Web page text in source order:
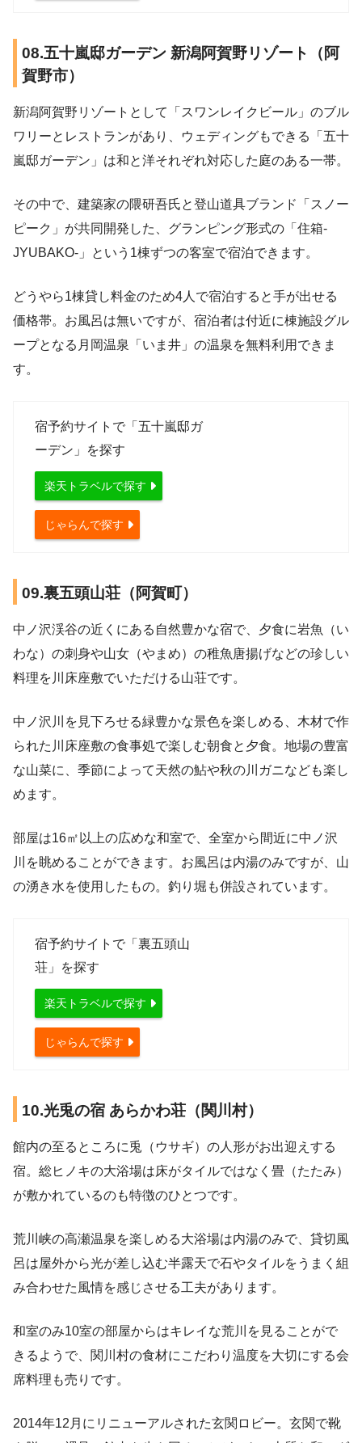
08.五十嵐邸ガーデン 新潟阿賀野リゾート（阿
賀野市）
新潟阿賀野リゾートとして「スワンレイクビール」のブル
ワリーとレストランがあり、ウェディングもできる「五十
嵐邸ガーデン」は和と洋それぞれ対応した庭のある一帯。
その中で、建築家の隈研吾氏と登山道具ブランド「スノー
ピーク」が共同開発した、グランピング形式の「住箱-
JYUBAKO-」という1棟ずつの客室で宿泊できます。
どうやら1棟貸し料金のため4人で宿泊すると手が出せる
価格帯。お風呂は無いですが、宿泊者は付近に棟施設グル
ープとなる月岡温泉「いま井」の温泉を無料利用できま
す。
宿予約サイトで「五十嵐邸ガ
ーデン」を探す
楽天トラベルで探す
じゃらんで探す
09.裏五頭山荘（阿賀町）
中ノ沢渓谷の近くにある自然豊かな宿で、夕食に岩魚（い
わな）の刺身や山女（やまめ）の稚魚唐揚げなどの珍しい
料理を川床座敷でいただける山荘です。
中ノ沢川を見下ろせる緑豊かな景色を楽しめる、木材で作
られた川床座敷の食事処で楽しむ朝食と夕食。地場の豊富
な山菜に、季節によって天然の鮎や秋の川ガニなども楽し
めます。
部屋は16㎡以上の広めな和室で、全室から間近に中ノ沢
川を眺めることができます。お風呂は内湯のみですが、山
の湧き水を使用したもの。釣り堀も併設されています。
宿予約サイトで「裏五頭山
荘」を探す
楽天トラベルで探す
じゃらんで探す
10.光兎の宿 あらかわ荘（関川村）
館内の至るところに兎（ウサギ）の人形がお出迎えする
宿。総ヒノキの大浴場は床がタイルではなく畳（たたみ）
が敷かれているのも特徴のひとつです。
荒川峡の高瀬温泉を楽しめる大浴場は内湯のみで、貸切風
呂は屋外から光が差し込む半露天で石やタイルをうまく組
み合わせた風情を感じさせる工夫があります。
和室のみ10室の部屋からはキレイな荒川を見ることがで
きるようで、関川村の食材にこだわり温度を大切にする会
席料理も売りです。
2014年12月にリニューアルされた玄関ロビー。玄関で靴